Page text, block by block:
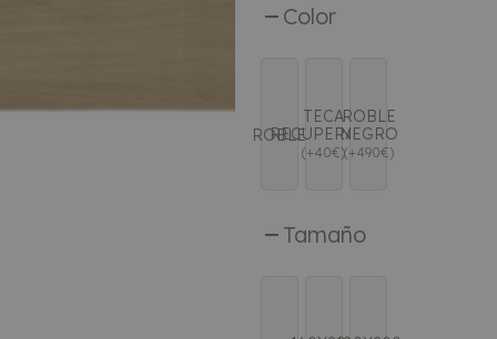
Color
ROBLE
TECA
RECUPERADA
(+40€)
ROBLE
NEGRO
(+490€)
Tamaño